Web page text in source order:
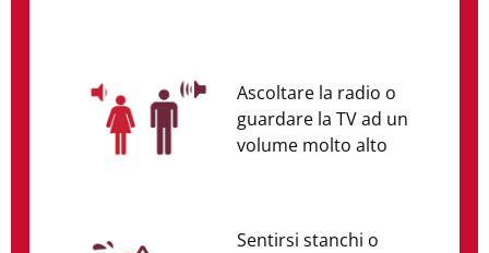
Ascoltare la radio o
guardare la TV ad un
volume molto alto
Sentirsi stanchi o